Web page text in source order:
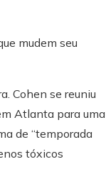
mudem seu
Cohen se reuniu
Atlanta para uma
de “temporada
tóxicos